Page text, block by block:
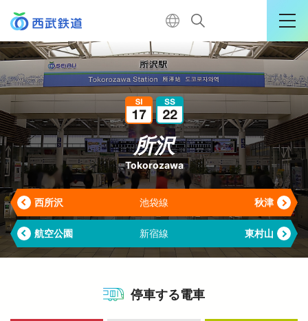
運行情報詳細
購入はこちら
TOP
電車に乗る
暮らす
所沢
Tokorozawa
池袋線
西所沢 秋津
新宿線
航空公園 東村山
停車する電車